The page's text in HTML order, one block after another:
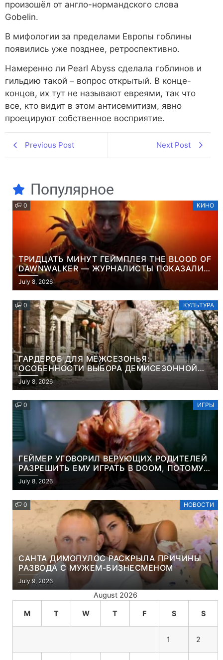
произошёл от англо-нормандского слова
Gobelin.
В мифологии за пределами Европы гоблины
появились уже позднее, ретроспективно.
Намеренно ли Pearl Abyss сделала гоблинов и
гильдию такой – вопрос открытый. В конце-
концов, их тут не называют евреями, так что
все, кто видит в этом антисемитизм, явно
проецируют собственное восприятие.
Previous Post Next Post
Популярное
0 КИНО
ТРИДЦАТЬ МИНУТ ГЕЙМПЛЕЯ THE BLOOD OF
DAWNWALKER — ЖУРНАЛИСТЫ ПОКАЗАЛИ
НАЧАЛО НОВОЙ ИГРЫ ОТ ВЕТЕРАНОВ CD
PROJEKT RED
July 8, 2026
0 КУЛЬТУРА
ГАРДЕРОБ ДЛЯ МЕЖСЕЗОНЬЯ:
ОСОБЕННОСТИ ВЫБОРА ДЕМИСЕЗОННОЙ
ПАРКИ И ЭЛЕГАНТНОГО ЖЕНСКОГО ПЛАЩА
July 8, 2026
0 ИГРЫ
ГЕЙМЕР УГОВОРИЛ ВЕРУЮЩИХ РОДИТЕЛЕЙ
РАЗРЕШИТЬ ЕМУ ИГРАТЬ В DOOM, ПОТОМУ
ЧТО ЭТО ХРИСТИАНСКАЯ ИГРА ПРО
УБИЙСТВО ДЕМОНОВ
July 8, 2026
0 НОВОСТИ
САНТА ДИМОПУЛОС РАСКРЫЛА ПРИЧИНЫ
РАЗВОДА С МУЖЕМ-БИЗНЕСМЕНОМ
July 9, 2026
August 2026
M T W T F S S
1 2